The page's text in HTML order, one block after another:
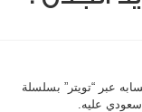
عبر “تويتر” بسلسلة
عليه.